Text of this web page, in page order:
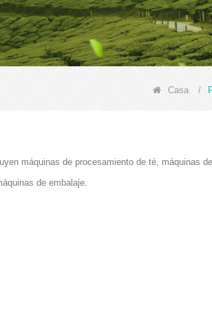
Casa /
máquinas de procesamiento de té, máquinas
de embalaje.